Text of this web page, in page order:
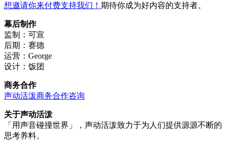
想邀请你来付费支持我们！ 期待你成为好内容的支持者。
幕后制作
监制：可宣
后期：赛德
运营：George
设计：饭团
商务合作
声动活泼商务合作咨询
关于声动活泼
「用声音碰撞世界」，声动活泼致力于为人们提供源源不断的
思考养料。